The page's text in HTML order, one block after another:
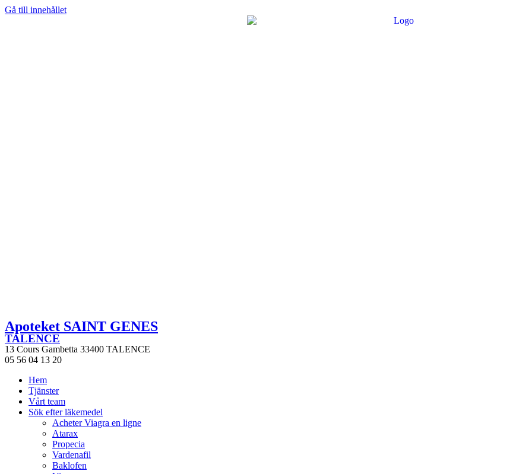
Gå till innehållet
Apoteket SAINT GENES
TALENCE
13 Cours Gambetta 33400 TALENCE
05 56 04 13 20
Hem
Tjänster
Vårt team
Sök efter läkemedel
Acheter Viagra en ligne
Atarax
Propecia
Vardenafil
Baklofen